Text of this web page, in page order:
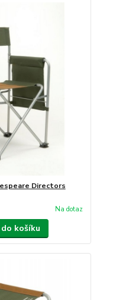
Directors
Na dotaz
košíku